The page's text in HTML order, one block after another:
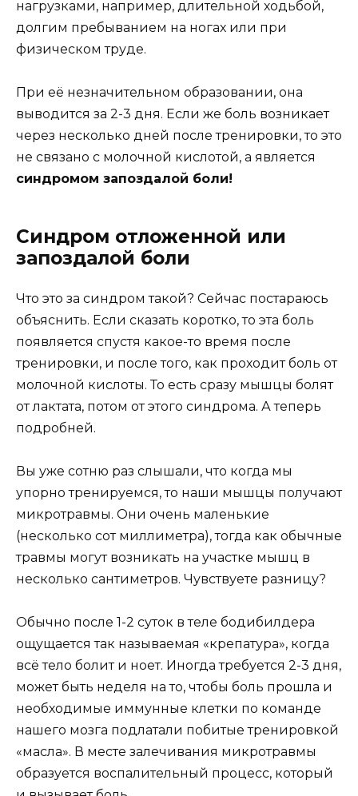
нагрузками, например, длительной ходьбой,
долгим пребыванием на ногах или при
физическом труде.
При её незначительном образовании, она
выводится за 2-3 дня. Если же боль возникает
через несколько дней после тренировки, то это
не связано с молочной кислотой, а является
синдромом запоздалой боли!
Синдром отложенной или
запоздалой боли
Что это за синдром такой? Сейчас постараюсь
объяснить. Если сказать коротко, то эта боль
появляется спустя какое-то время после
тренировки, и после того, как проходит боль от
молочной кислоты. То есть сразу мышцы болят
от лактата, потом от этого синдрома. А теперь
подробней.
Вы уже сотню раз слышали, что когда мы
упорно тренируемся, то наши мышцы получают
микротравмы. Они очень маленькие
(несколько сот миллиметра), тогда как обычные
травмы могут возникать на участке мышц в
несколько сантиметров. Чувствуете разницу?
Обычно после 1-2 суток в теле бодибилдера
ощущается так называемая «крепатура», когда
всё тело болит и ноет. Иногда требуется 2-3 дня,
может быть неделя на то, чтобы боль прошла и
необходимые иммунные клетки по команде
нашего мозга подлатали побитые тренировкой
«масла». В месте залечивания микротравмы
образуется воспалительный процесс, который